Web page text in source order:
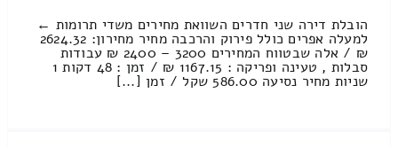
הובלת דירה שני חדרים השוואת מחירים משדי תרומות ←
למעלה אפרים כולל פירוק והרכבה מחיר מחירון: 2624.32
₪ / אלה שבטווח המחירים 3200 – 2400 ₪ עבודות
סבלות , טעינה ופריקה : 1167.15 ₪ / זמן : 48 דקות 1
שניות מחיר נסיעה 586.00 שקל / זמן [...]